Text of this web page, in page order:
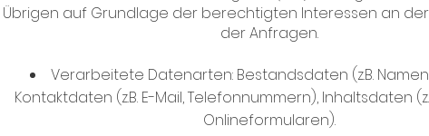
Übrigen auf Grundlage der berechtigten Interessen an
der Anfragen.
Verarbeitete Datenarten: Bestandsdaten (z.B.
Kontaktdaten (z.B. E-Mail, Telefonnummern), Inhaltsdaten
Onlineformularen).